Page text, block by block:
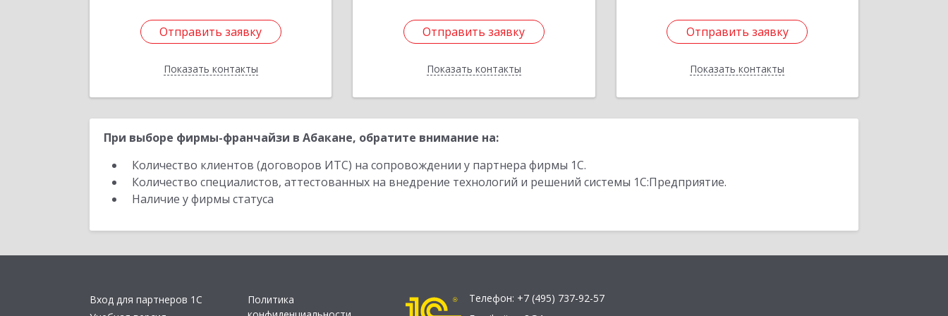
Отправить заявку
Показать контакты
Отправить заявку
Назад
Отправить заявку
Показать контакты
Отправить заявку
Назад
Отправить заявку
Показать контакты
Отправить заявку
Назад
При выборе фирмы-франчайзи в Абакане, обратите внимание на:
Количество клиентов (договоров ИТС) на сопровождении у партнера фирмы 1С.
Количество специалистов, аттестованных на внедрение технологий и решений системы 1С:Предприятие.
Наличие у фирмы статуса
Вход для партнеров 1С
Политика
Телефон: +7 (495) 737-92-57